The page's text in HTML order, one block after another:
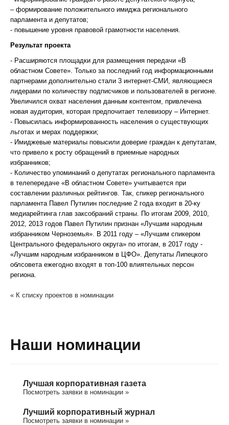
– формирование положительного имиджа регионального
парламента и депутатов;
- повышение уровня правовой грамотности населения.
Результат проекта
- Расширяются площадки для размещения передачи «В
областном Совете». Только за последний год информационными
партнерами дополнительно стали 3 интернет-СМИ, являющиеся
лидерами по количеству подписчиков и пользователей в регионе.
Увеличился охват населения данным контентом, привлечена
новая аудитория, которая предпочитает телевизору – Интернет.
- Повысилась информированность населения о существующих
льготах и мерах поддержки;
- Имиджевые материалы повысили доверие граждан к депутатам,
что привело к росту обращений в приемные народных
избранников;
- Количество упоминаний о депутатах регионального парламента
в телепередаче «В областном Совете» учитывается при
составлении различных рейтингов. Так, спикер регионального
парламента Павел Путилин последние 2 года входит в 20-ку
медиарейтинга глав заксобраний страны. По итогам 2009, 2010,
2012, 2013 годов Павел Путилин признан «Лучшим народным
избранником Черноземья». В 2011 году – «Лучшим спикером
Центрального федерального округа» по итогам, в 2017 году -
«Лучшим народным избранником в ЦФО». Депутаты Липецкого
облсовета ежегодно входят в топ-100 влиятельных персон
региона.
« К списку проектов в номинации
Наши номинации
Лучшая корпоративная газета
Посмотреть заявки в номинации »
Лучший корпоративный журнал
Посмотреть заявки в номинации »